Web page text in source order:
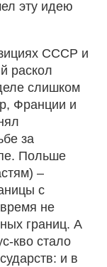
эту идею
СССР и
раскол
слишком
Франции и
за
Польше
–
с
не
границ. А
кво стало
и в